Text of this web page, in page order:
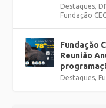
Destaques,
Fundação
Fundação
Reunião
Destaques,